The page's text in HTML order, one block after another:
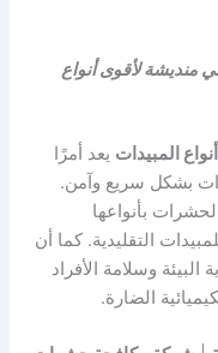
منديشة لأقوى أنواع
المبيدات يعد أمرًا
بشكل سريع وآمن.
بأنواعها
التقليدية. كما أن
وسلامة الأفراد
الضارة.